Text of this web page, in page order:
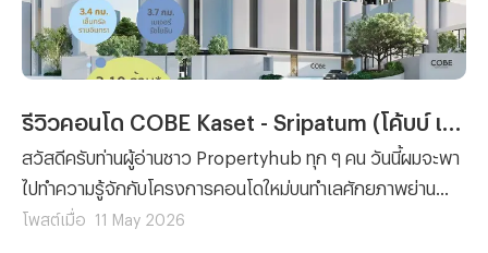
เรื่องง่ายมากยิ่งขึ้นครับ และโครงการที่ผมกำลังจะกล่าวถึงก็
คือ Supalai Sense Chaengwattana - Laksi (ศุภาลัย เซนส์
แจ้งวัฒนะ - หลักสี่) นั่นเองครับ
สวัสดีครับท่านผู้อ่านชาว Propertyhub ทุก ๆ คน วันนี้ผมจะพา
ไปทำความรู้จักกับโครงการคอนโดใหม่บนทำเลศักยภาพย่าน
พหลโยธิน ที่เรียกได้ว่าโดดเด่นทั้งเรื่องการเดินทางและการอยู่
โพสต์เมื่อ 11 May 2026